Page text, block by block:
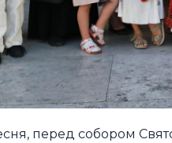
перед собором